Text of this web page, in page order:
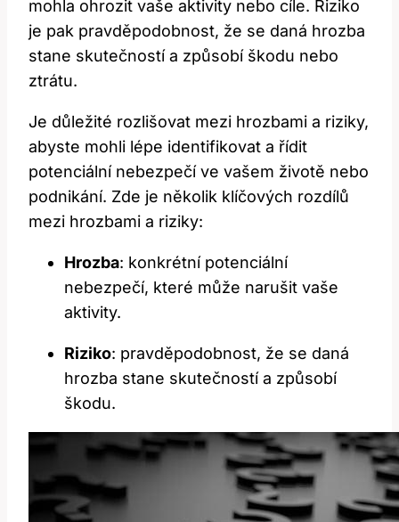
mohla ohrozit⁤ vaše aktivity nebo cíle. Riziko
⁤je pak ​pravděpodobnost,‌ že se daná hrozba
⁤stane skutečností a způsobí škodu nebo
ztrátu.
Je důležité rozlišovat⁤ mezi hrozbami a riziky,
abyste⁤ mohli⁤ lépe identifikovat a řídit
potenciální nebezpečí ve vašem životě nebo
‍podnikání.‍ Zde je ⁢několik klíčových rozdílů
mezi‌ hrozbami a riziky:
Hrozba: ‌konkrétní potenciální
nebezpečí, které může narušit ⁤vaše
aktivity.
Riziko: ⁢pravděpodobnost, že se daná
hrozba ⁢stane skutečností a ​způsobí
škodu.